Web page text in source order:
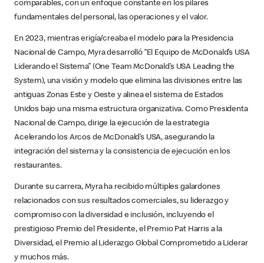
comparables, con un enfoque constante en los pilares
fundamentales del personal, las operaciones y el valor.
En 2023, mientras erigía/creaba el modelo para la Presidencia
Nacional de Campo, Myra desarrolló “El Equipo de McDonald’s USA
Liderando el Sistema” (One Team McDonald’s USA Leading the
System), una visión y modelo que elimina las divisiones entre las
antiguas Zonas Este y Oeste y alinea el sistema de Estados
Unidos bajo una misma estructura organizativa. Como Presidenta
Nacional de Campo, dirige la ejecución de la estrategia
Acelerando los Arcos de McDonald’s USA, asegurando la
integración del sistema y la consistencia de ejecución en los
restaurantes.
Durante su carrera, Myra ha recibido múltiples galardones
relacionados con sus resultados comerciales, su liderazgo y
compromiso con la diversidad e inclusión, incluyendo el
prestigioso Premio del Presidente, el Premio Pat Harris a la
Diversidad, el Premio al Liderazgo Global Comprometido a Liderar
y muchos más.